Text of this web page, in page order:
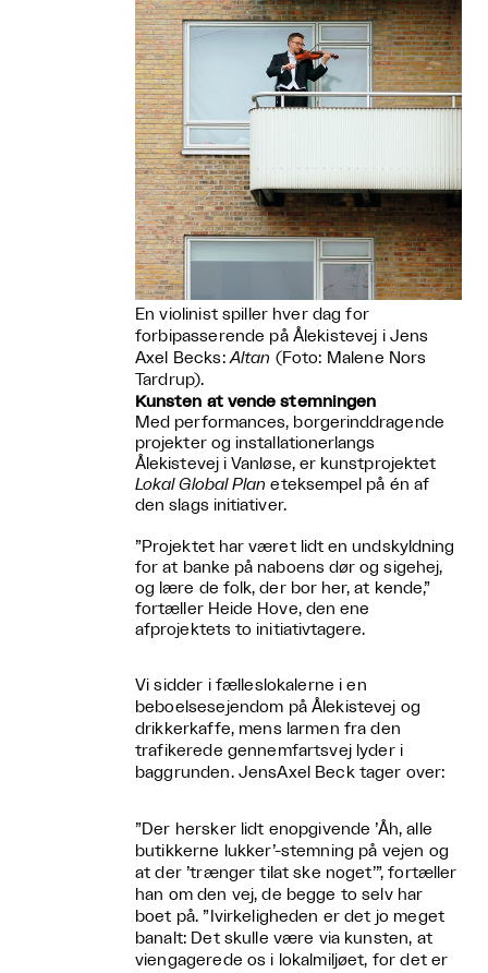
En violinist spiller hver dag for
forbipasserende på Ålekistevej i Jens
Axel Becks:Altan (Foto: Malene Nors
Tardrup).
Kunsten at vende stemningen
Med performances, borgerinddragende
projekter og installationerlangs
Ålekistevej i Vanløse, er kunstprojektet
Lokal Global Plan eteksempel på én af
den slags initiativer.
”Projektet har været lidt en undskyldning
for at banke på naboens dør og sigehej,
og lære de folk, der bor her, at kende,”
fortæller Heide Hove, den ene
afprojektets to initiativtagere.
Vi sidder i fælleslokalerne i en
beboelsesejendom på Ålekistevej og
drikkerkaffe, mens larmen fra den
trafikerede gennemfartsvej lyder i
baggrunden. JensAxel Beck tager over:
”Der hersker lidt enopgivende ’Åh, alle
butikkerne lukker’-stemning på vejen og
at der ’trænger tilat ske noget’”, fortæller
han om den vej, de begge to selv har
boet på. ”Ivirkeligheden er det jo meget
banalt: Det skulle være via kunsten, at
viengagerede os i lokalmiljøet, for det er